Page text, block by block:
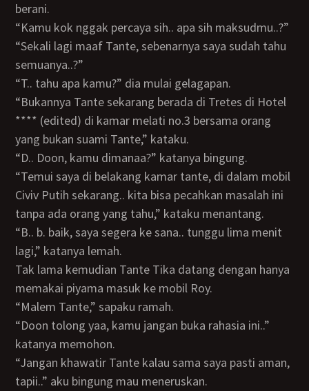
berani.
“Kamu kok nggak percaya sih.. apa sih maksudmu..?”
“Sekali lagi maaf Tante, sebenarnya saya sudah tahu
semuanya..?”
“T.. tahu apa kamu?” dia mulai gelagapan.
“Bukannya Tante sekarang berada di Tretes di Hotel
**** (edited) di kamar melati no.3 bersama orang
yang bukan suami Tante,” kataku.
“D.. Doon, kamu dimanaa?” katanya bingung.
“Temui saya di belakang kamar tante, di dalam mobil
Civiv Putih sekarang.. kita bisa pecahkan masalah ini
tanpa ada orang yang tahu,” kataku menantang.
“B.. b. baik, saya segera ke sana.. tunggu lima menit
lagi,” katanya lemah.
Tak lama kemudian Tante Tika datang dengan hanya
memakai piyama masuk ke mobil Roy.
“Malem Tante,” sapaku ramah.
“Doon tolong yaa, kamu jangan buka rahasia ini..”
katanya memohon.
“Jangan khawatir Tante kalau sama saya pasti aman,
tapii..” aku bingung mau meneruskan.